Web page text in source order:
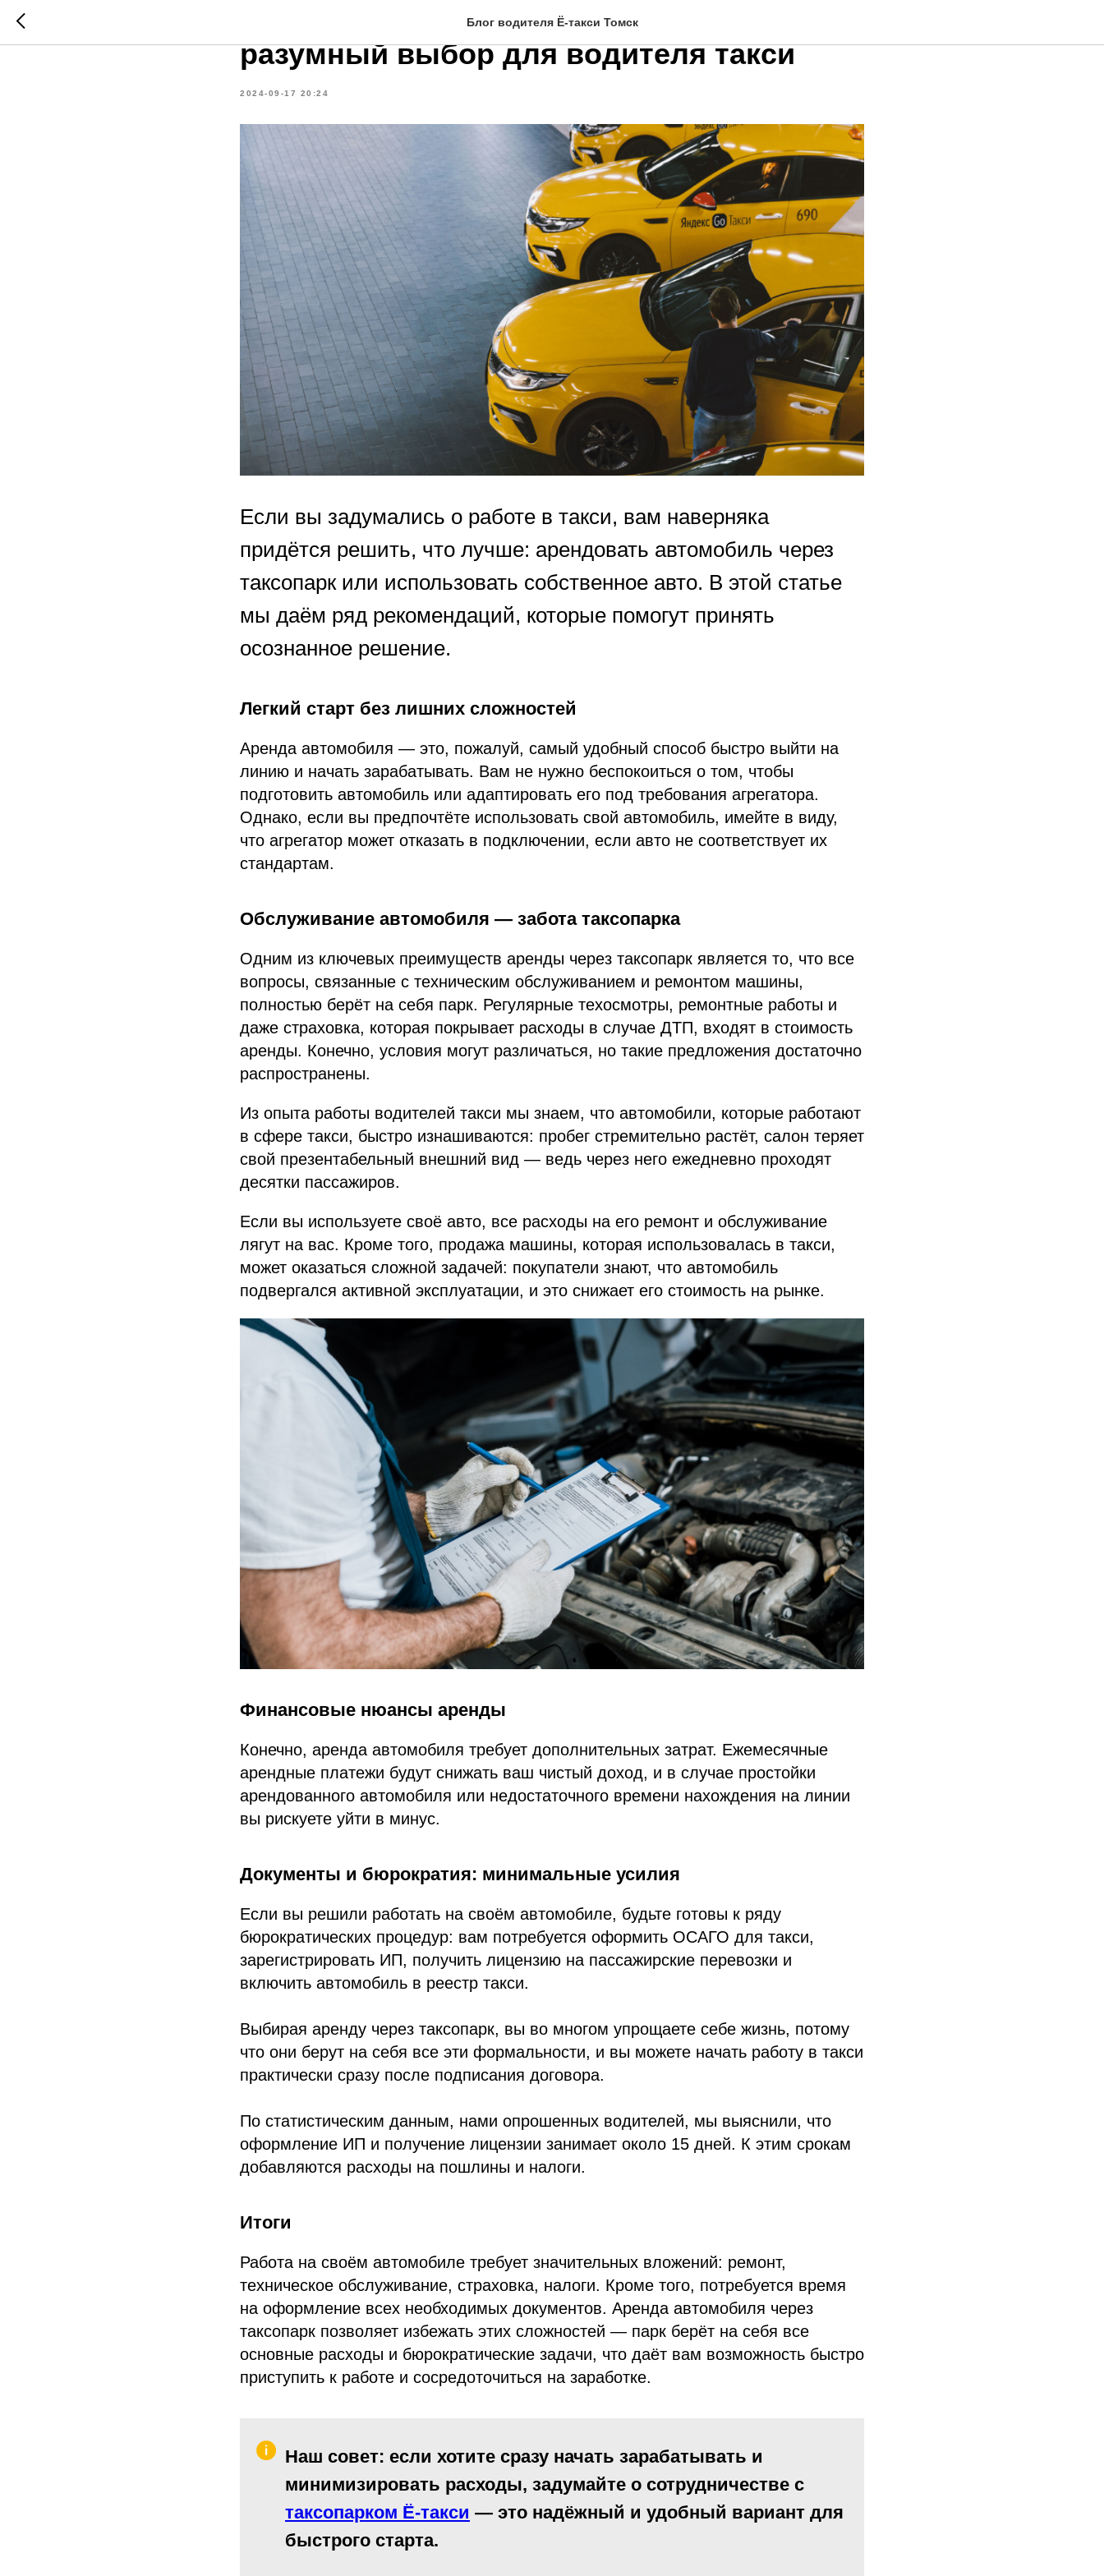
Блог водителя Ё-такси Томск
Почему сотрудничество с таксопарком —
разумный выбор для водителя такси
2024-09-17 20:24
Если вы задумались о работе в такси, вам наверняка
придётся решить, что лучше: арендовать автомобиль через
таксопарк или использовать собственное авто. В этой статье
мы даём ряд рекомендаций, которые помогут принять
осознанное решение.
Легкий старт без лишних сложностей
Аренда автомобиля — это, пожалуй, самый удобный способ быстро выйти на
линию и начать зарабатывать. Вам не нужно беспокоиться о том, чтобы
подготовить автомобиль или адаптировать его под требования агрегатора.
Однако, если вы предпочтёте использовать свой автомобиль, имейте в виду,
что агрегатор может отказать в подключении, если авто не соответствует их
стандартам.
Обслуживание автомобиля — забота таксопарка
Одним из ключевых преимуществ аренды через таксопарк является то, что все
вопросы, связанные с техническим обслуживанием и ремонтом машины,
полностью берёт на себя парк. Регулярные техосмотры, ремонтные работы и
даже страховка, которая покрывает расходы в случае ДТП, входят в стоимость
аренды. Конечно, условия могут различаться, но такие предложения достаточно
распространены.
Из опыта работы водителей такси мы знаем, что автомобили, которые работают
в сфере такси, быстро изнашиваются: пробег стремительно растёт, салон теряет
свой презентабельный внешний вид — ведь через него ежедневно проходят
десятки пассажиров.
Если вы используете своё авто, все расходы на его ремонт и обслуживание
лягут на вас. Кроме того, продажа машины, которая использовалась в такси,
может оказаться сложной задачей: покупатели знают, что автомобиль
подвергался активной эксплуатации, и это снижает его стоимость на рынке.
Финансовые нюансы аренды
Конечно, аренда автомобиля требует дополнительных затрат. Ежемесячные
арендные платежи будут снижать ваш чистый доход, и в случае простойки
арендованного автомобиля или недостаточного времени нахождения на линии
вы рискуете уйти в минус.
Документы и бюрократия: минимальные усилия
Если вы решили работать на своём автомобиле, будьте готовы к ряду
бюрократических процедур: вам потребуется оформить ОСАГО для такси,
зарегистрировать ИП, получить лицензию на пассажирские перевозки и
включить автомобиль в реестр такси.
Выбирая аренду через таксопарк, вы во многом упрощаете себе жизнь, потому
что они берут на себя все эти формальности, и вы можете начать работу в такси
практически сразу после подписания договора.
По статистическим данным, нами опрошенных водителей, мы выяснили, что
оформление ИП и получение лицензии занимает около 15 дней. К этим срокам
добавляются расходы на пошлины и налоги.
Итоги
Работа на своём автомобиле требует значительных вложений: ремонт,
техническое обслуживание, страховка, налоги. Кроме того, потребуется время
на оформление всех необходимых документов. Аренда автомобиля через
таксопарк позволяет избежать этих сложностей — парк берёт на себя все
основные расходы и бюрократические задачи, что даёт вам возможность быстро
приступить к работе и сосредоточиться на заработке.
Наш совет: если хотите сразу начать зарабатывать и
минимизировать расходы, задумайте о сотрудничестве с
таксопарком Ё-такси — это надёжный и удобный вариант для
быстрого старта.